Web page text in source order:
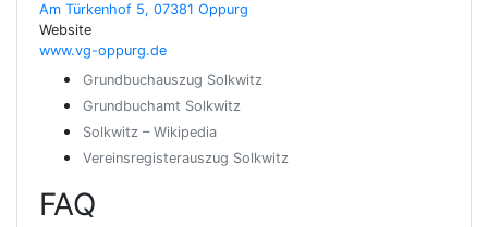
Am Türkenhof 5, 07381 Oppurg
Website
www.vg-oppurg.de
Grundbuchauszug Solkwitz
Grundbuchamt Solkwitz
Solkwitz – Wikipedia
Vereinsregisterauszug Solkwitz
FAQ